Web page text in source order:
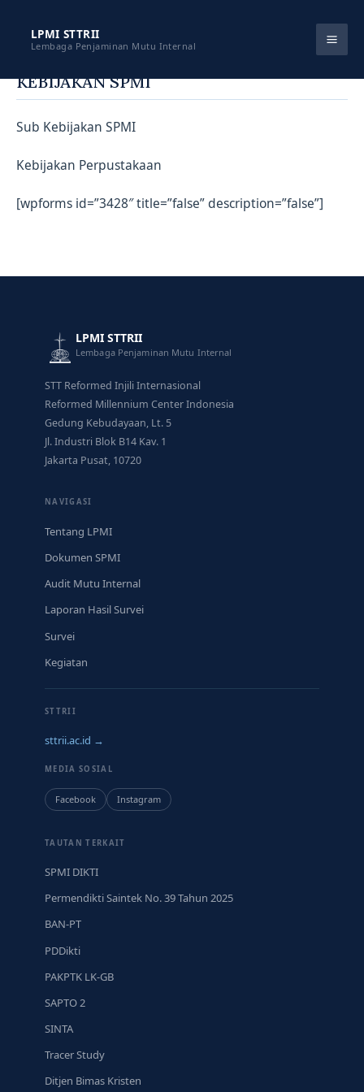
content
LPMI STTRII
Lembaga Penjaminan Mutu Internal
KEBIJAKAN SPMI
Sub Kebijakan SPMI
Kebijakan Perpustakaan
[wpforms id=”3428″ title=”false” description=”false”]
LPMI STTRII
Lembaga Penjaminan Mutu Internal
STT Reformed Injili Internasional
Reformed Millennium Center Indonesia
Gedung Kebudayaan, Lt. 5
Jl. Industri Blok B14 Kav. 1
Jakarta Pusat, 10720
NAVIGASI
Tentang LPMI
Dokumen SPMI
Audit Mutu Internal
Laporan Hasil Survei
Survei
Kegiatan
STTRII
sttrii.ac.id →
MEDIA SOSIAL
Facebook Instagram
TAUTAN TERKAIT
SPMI DIKTI
Permendikti Saintek No. 39 Tahun 2025
BAN-PT
PDDikti
PAKPTK LK-GB
SAPTO 2
SINTA
Tracer Study
Ditjen Bimas Kristen